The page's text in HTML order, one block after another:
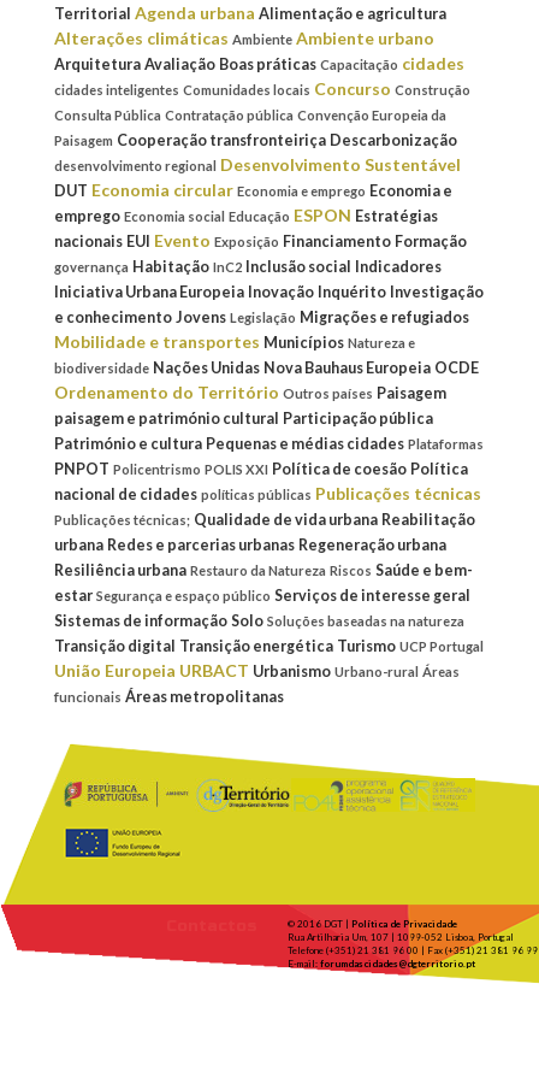
Territorial Agenda urbana Alimentação e agricultura
Alterações climáticas Ambiente Ambiente urbano
Arquitetura Avaliação Boas práticas Capacitação cidades
cidades inteligentes Comunidades locais Concurso Construção
Consulta Pública Contratação pública Convenção Europeia da
Paisagem Cooperação transfronteiriça Descarbonização
desenvolvimento regional Desenvolvimento Sustentável
DUT Economia circular Economia e emprego Economia e
emprego Economia social Educação ESPON Estratégias
nacionais EUI Evento Exposição Financiamento Formação
governança Habitação InC2 Inclusão social
Indicadores
Iniciativa Urbana Europeia Inovação Inquérito Investigação
e conhecimento Jovens Legislação Migrações e refugiados
Mobilidade e transportes Municípios Natureza e
biodiversidade Nações Unidas Nova Bauhaus Europeia OCDE
Ordenamento do Território Outros países Paisagem
paisagem e património cultural Participação pública
Património e cultura Pequenas e médias cidades Plataformas
PNPOT Policentrismo POLIS XXI Política de coesão Política
nacional de cidades políticas públicas Publicações técnicas
Publicações técnicas; Qualidade de vida urbana Reabilitação
urbana Redes e parcerias urbanas Regeneração urbana
Resiliência urbana Restauro da Natureza Riscos Saúde e bem-
estar Segurança e espaço público Serviços de interesse geral
Sistemas de informação Solo Soluções baseadas na natureza
Transição digital Transição energética Turismo UCP Portugal
União Europeia URBACT Urbanismo Urbano-rural Áreas
funcionais Áreas metropolitanas
© 2016 DGT | Política de Privacidade
Rua Artilharia Um, 107 | 1099-052 Lisboa, Portugal
Telefone (+351) 21 381 96 00 | Fax (+351) 21 381 96 99
E-mail: forumdascidades@dgterritorio.pt